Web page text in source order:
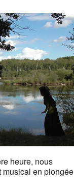
heure, nous
musical en plongée